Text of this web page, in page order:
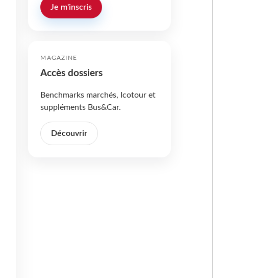
Je m'inscris
MAGAZINE
Accès dossiers
Benchmarks marchés, Icotour et
suppléments Bus&Car.
Découvrir